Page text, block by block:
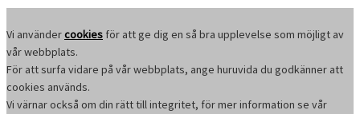
Vi användercookies för att ge dig en så bra upplevelse som möjligt av
vår webbplats.
För att surfa vidare på vår webbplats, ange huruvida du godkänner att
cookies används.
Vi värnar också om din rätt till integritet, för mer information se vår